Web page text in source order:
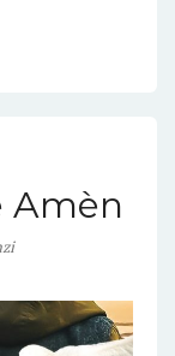
Amèn